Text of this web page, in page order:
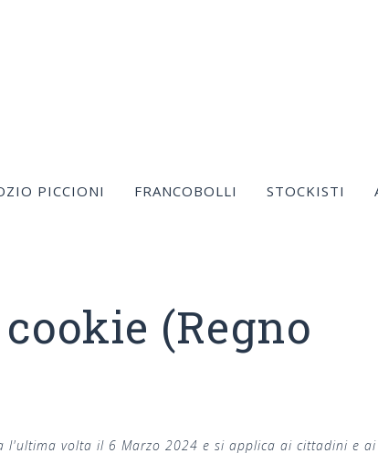
PICCIONI FRANCOBOLLI STOCKISTI
(Regno
l'ultima volta il 6 Marzo 2024 e si applica ai cittadini e ai